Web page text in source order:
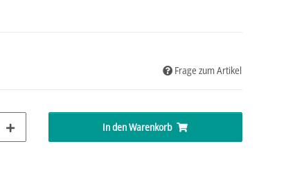
Frage zum Artikel
In den Warenkorb